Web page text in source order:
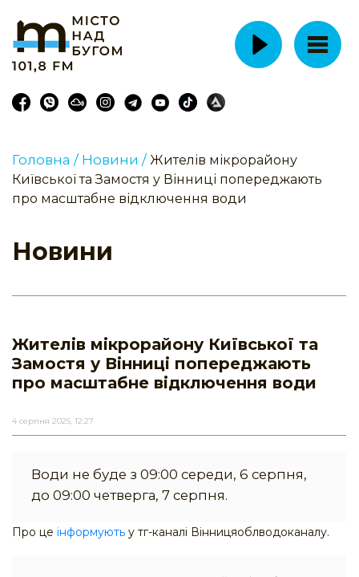
Головна / Новини / Жителів мікрорайону
Київської та Замостя у Вінниці попереджають
про масштабне відключення води
Новини
Жителів мікрорайону Київської та
Замостя у Вінниці попереджають
про масштабне відключення води
4 серпня 2025, 12:27
Води не буде з 09:00 середи, 6 серпня,
до 09:00 четверга, 7 серпня.
Про це інформують у тг-каналі Вінницяоблводоканалу.